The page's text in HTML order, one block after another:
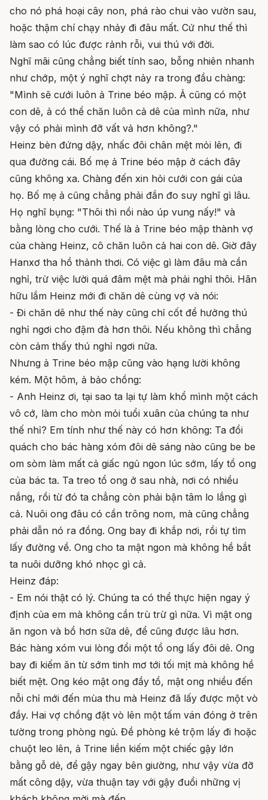
cho nó phá hoại cây non, phá rào chui vào vườn sau,
hoặc thậm chí chạy nhảy đi đâu mất. Cứ như thế thì
làm sao có lúc được rảnh rỗi, vui thú với đời.
Nghĩ mãi cũng chẳng biết tính sao, bỗng nhiên nhanh
như chớp, một ý nghĩ chợt nảy ra trong đầu chàng:
"Mình sẽ cưới luôn ả Trine béo mập. Ả cũng có một
con dê, ả có thể chăn luôn cả dê của mình nữa, như
vậy có phải mình đỡ vất vả hơn không?."
Heinz bèn đứng dậy, nhấc đôi chân mệt mỏi lên, đi
qua đường cái. Bố mẹ ả Trine béo mập ở cách đây
cũng không xa. Chàng đến xin hỏi cưới con gái của
họ. Bố mẹ ả cũng chẳng phải đắn đo suy nghĩ gì lâu.
Họ nghĩ bụng: "Thôi thì nồi nào úp vung nấy!" và
bằng lòng cho cưới. Thế là ả Trine béo mập thành vợ
của chàng Heinz, cô chăn luôn cả hai con dê. Giờ đây
Hanxơ tha hồ thảnh thơi. Có việc gì làm đâu mà cần
nghỉ, trừ việc lười quá đâm mệt mà phải nghỉ thôi. Hãn
hữu lắm Heinz mới đi chăn dê cùng vợ và nói:
- Đi chăn dê như thế này cũng chỉ cốt để hưởng thú
nghỉ ngơi cho đậm đà hơn thôi. Nếu không thì chẳng
còn cảm thấy thú nghỉ ngơi nữa.
Nhưng ả Trine béo mập cũng vào hạng lười không
kém. Một hôm, ả bảo chồng:
- Anh Heinz ơi, tại sao ta lại tự làm khổ mình một cách
vô cớ, làm cho mòn mỏi tuổi xuân của chúng ta như
thế nhỉ? Em tính như thế này có hơn không: Ta đổi
quách cho bác hàng xóm đôi dê sáng nào cũng be be
om sòm làm mất cả giấc ngủ ngon lúc sớm, lấy tổ ong
của bác ta. Ta treo tổ ong ở sau nhà, nơi có nhiều
nắng, rồi từ đó ta chẳng còn phải bận tâm lo lắng gì
cả. Nuôi ong đâu có cần trông nom, mà cũng chẳng
phải dẫn nó ra đồng. Ong bay đi khắp nơi, rồi tự tìm
lấy đường về. Ong cho ta mật ngon mà không hề bắt
ta nuôi dưỡng khó nhọc gì cả.
Heinz đáp:
- Em nói thật có lý. Chúng ta có thể thực hiện ngay ý
định của em mà không cần trù trừ gì nữa. Vì mật ong
ăn ngon và bổ hơn sữa dê, để cũng được lâu hơn.
Bác hàng xóm vui lòng đổi một tổ ong lấy đôi dê. Ong
bay đi kiếm ăn từ sớm tinh mơ tới tối mịt mà không hề
biết mệt. Ong kéo mật ong đầy tổ, mật ong nhiều đến
nỗi chỉ mới đến mùa thu mà Heinz đã lấy được một vò
đầy. Hai vợ chồng đặt vò lên một tấm ván đóng ở trên
tường trong phòng ngủ. Đề phòng kẻ trộm lấy đi hoặc
chuột leo lên, ả Trine liền kiếm một chiếc gậy lớn
bằng gỗ dẻ, để gậy ngay bên giường, như vậy vừa đỡ
mất công dậy, vừa thuận tay với gậy đuổi những vị